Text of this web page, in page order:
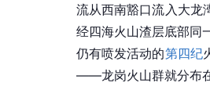
流从西南豁口流入大龙
经四海火山渣层底部同
仍有喷发活动的第四纪
——龙岗火山群就分布